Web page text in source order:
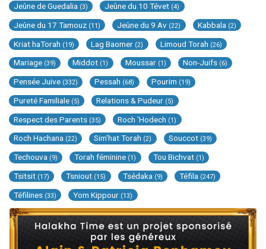
Jeûne de Guedalia (3) Jeûne du 10 Tévet (4)
Jeûne du 17 Tamouz (11) Jeûne du 9 Av (22) Kabbala (2)
Kriat haTorah (19) Lag Baomer (2) Limoud Torah (26)
Mariage (39) Middot (1) Moussar (1) Non-Juifs (6)
Pensée Juive (332) Pessah (68) Pourim (19)
Pureté Familiale (5) Relations & Pudeur (5)
Respect des Parents (35) Roch 'Hodech (1)
Roch Hachana (22) Sim'hat Torah (2) Souccot (39)
Techouva (9) Torah féminine (1) Tou Bichvat (1)
Tsitsit (17) Tsniout (15) Tsédaka (9) Téfila (247)
Téfilines (33) Yom Kippour (13)